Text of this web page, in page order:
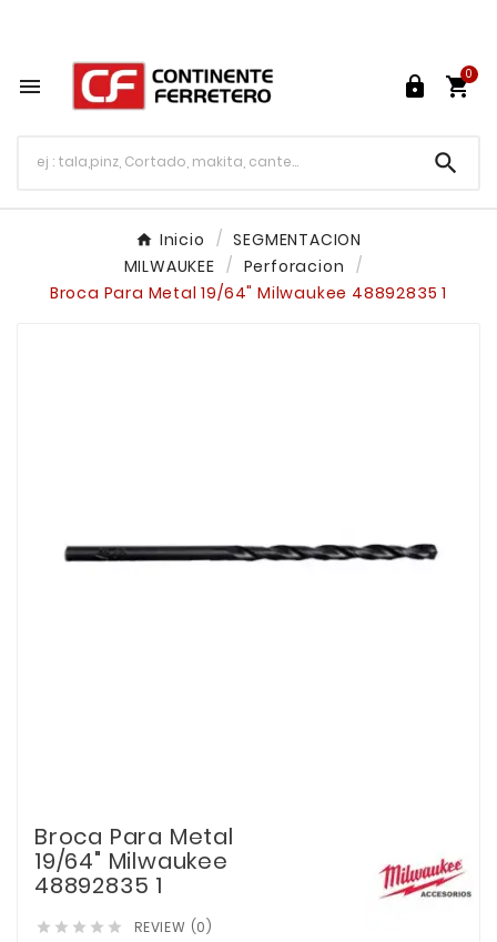
  
0

Inicio
SEGMENTACION
MILWAUKEE
Perforacion
Broca Para Metal 19/64" Milwaukee 48892835 1
Broca Para Metal
19/64" Milwaukee
48892835 1
     REVIEW (0)